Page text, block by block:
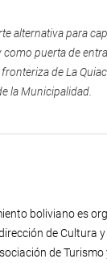
alternativa para
puerta de
de La
la Municipalidad.
boliviano es
de Cultura
de Turismo